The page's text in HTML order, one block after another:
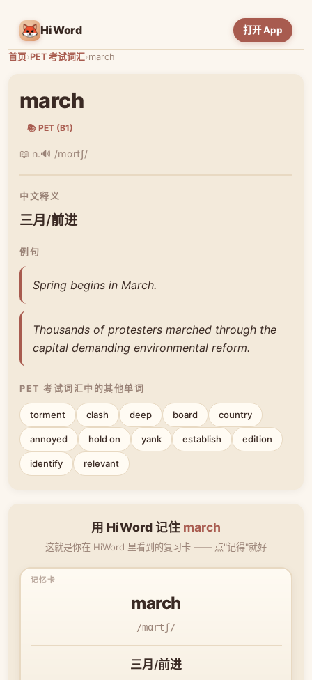
HiWord 打开 App
首页›PET 考试词汇›march
march
📚 PET (B1)
📖 n.🔊 /mɑrtʃ/
中文释义
三月/前进
例句
Spring begins in March.
Thousands of protesters marched through the
capital demanding environmental reform.
PET 考试词汇中的其他单词
torment clash deep board country
annoyed hold on yank establish edition
identify relevant
用 HiWord 记住 march
这就是你在 HiWord 里看到的复习卡 —— 点"记得"就好
march
/mɑrtʃ/
三月/前进